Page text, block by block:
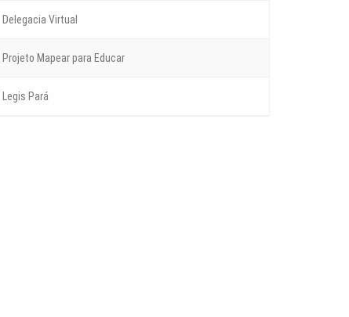
Delegacia Virtual
Projeto Mapear para Educar
Legis Pará